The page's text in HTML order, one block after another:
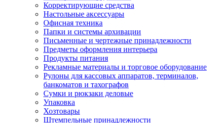
Корректирующие средства
Настольные аксессуары
Офисная техника
Папки и системы архивации
Письменные и чертежные принадлежности
Предметы оформления интерьера
Продукты питания
Рекламные материалы и торговое оборудование
Рулоны для кассовых аппаратов, терминалов,
банкоматов и тахографов
Сумки и рюкзаки деловые
Упаковка
Хозтовары
Штемпельные принадлежности